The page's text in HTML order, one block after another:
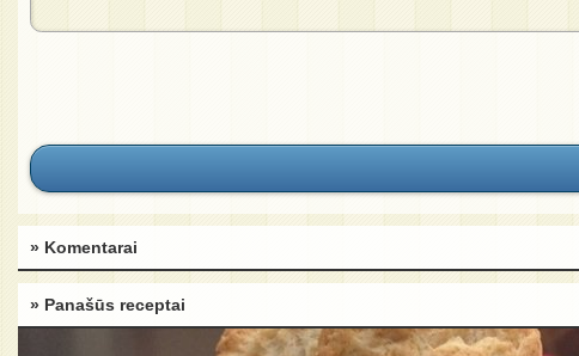
» Komentarai
» Panašūs receptai